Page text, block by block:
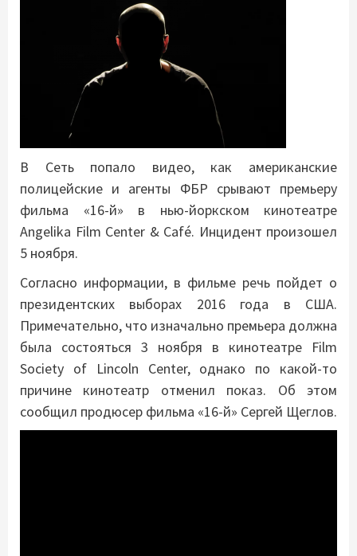
В Сеть попало видео, как американские
полицейские и агенты ФБР срывают премьеру
фильма «16-й» в нью-йоркском кинотеатре
Angelika Film Center & Café. Инцидент произошел
5 ноября.
Согласно информации, в фильме речь пойдет о
президентских выборах 2016 года в США.
Примечательно, что изначально премьера должна
была состояться 3 ноября в кинотеатре Film
Society of Lincoln Center, однако по какой-то
причине кинотеатр отменил показ. Об этом
сообщил продюсер фильма «16-й» Сергей Щеглов.